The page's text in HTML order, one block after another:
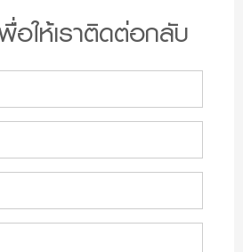
อให้เราติดต่อกลับ